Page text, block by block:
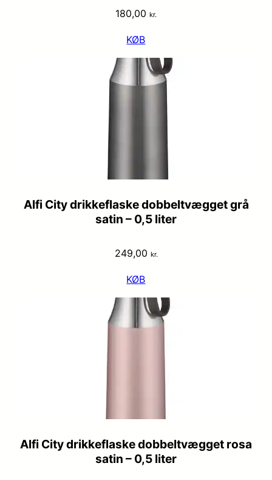
180,00 kr.
KØB
Alfi City drikkeflaske dobbeltvægget grå
satin – 0,5 liter
249,00 kr.
KØB
Alfi City drikkeflaske dobbeltvægget rosa
satin – 0,5 liter